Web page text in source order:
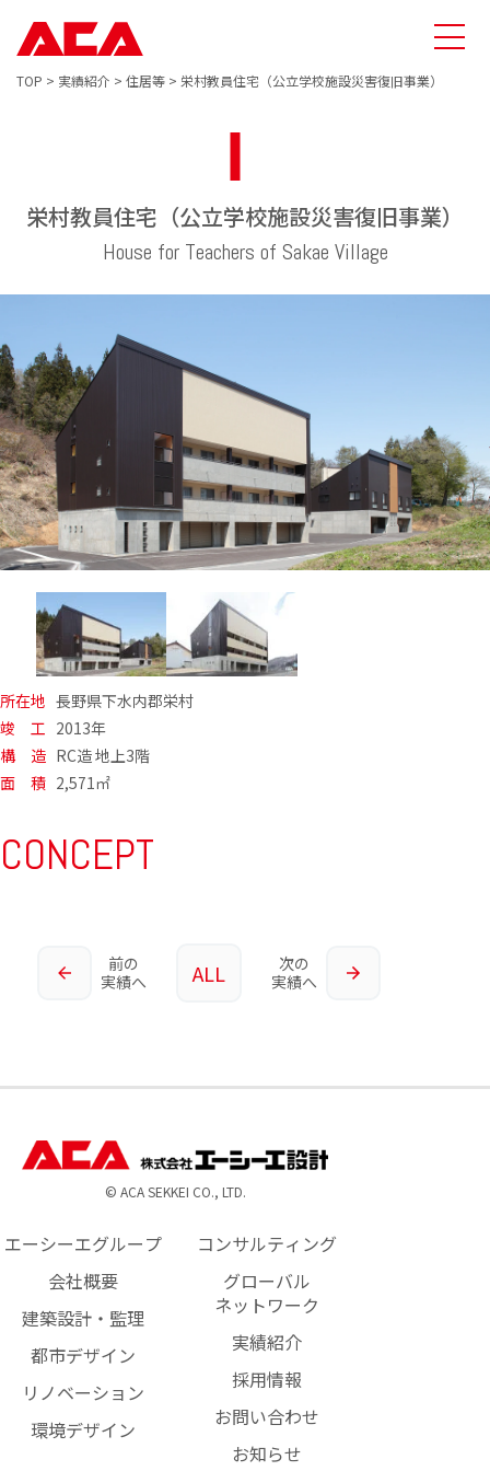
TOP > 実績紹介 > 住居等 > 栄村教員住宅（公立学校施設災害復旧事業）
栄村教員住宅（公立学校施設災害復旧事業）
House for Teachers of Sakae Village
所在地 長野県下水内郡栄村
竣 工 2013年
構 造 RC造 地上3階
面 積 2,571㎡
CONCEPT
前の
実績へ
ALL
次の
実績へ
© ACA SEKKEI CO., LTD.
エーシーエグループ
会社概要
建築設計・監理
都市デザイン
リノベーション
環境デザイン
コンサルティング
グローバル
ネットワーク
実績紹介
採用情報
お問い合わせ
お知らせ